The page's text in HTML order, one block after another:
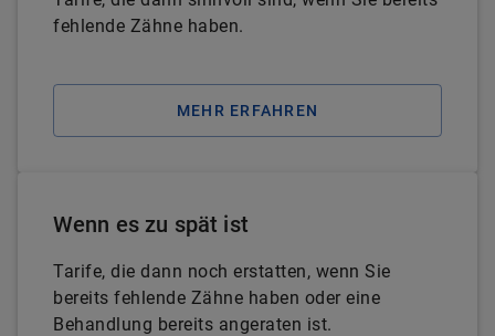
fehlende Zähne haben.
MEHR ERFAHREN
Wenn es zu spät ist
Tarife, die dann noch erstatten, wenn Sie
bereits fehlende Zähne haben oder eine
Behandlung bereits angeraten ist.